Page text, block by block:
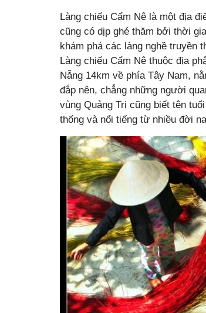
Làng chiếu Cẩm Nê là một địa
cũng có dịp ghé thăm bởi thời
khám phá các làng nghề truyền
Làng chiếu Cẩm Nê thuộc địa
Nẵng 14km về phía Tây Nam,
đắp nên, chẳng những người
vùng Quảng Trị cũng biết tên
thống và nổi tiếng từ nhiều đời